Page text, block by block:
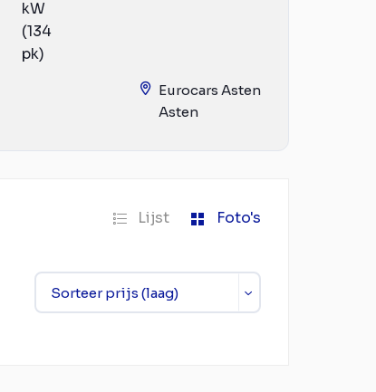
kW
(134
pk)
Eurocars Asten
Asten
Lijst Foto's